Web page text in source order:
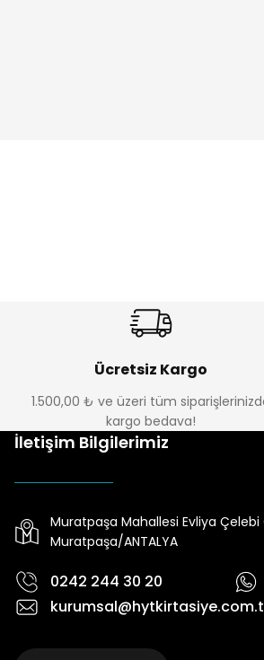
Ücretsiz Kargo
1.500,00 ₺ ve üzeri tüm
kargo bedava!
İletişim Bilgilerimiz
Muratpaşa Mahallesi Evliya
Muratpaşa/ANTALYA
0242 244 30 20